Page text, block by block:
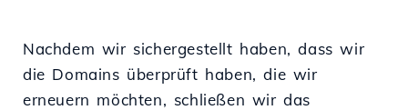
Nachdem wir sichergestellt haben, dass wir
die Domains überprüft haben, die wir
erneuern möchten, schließen wir das